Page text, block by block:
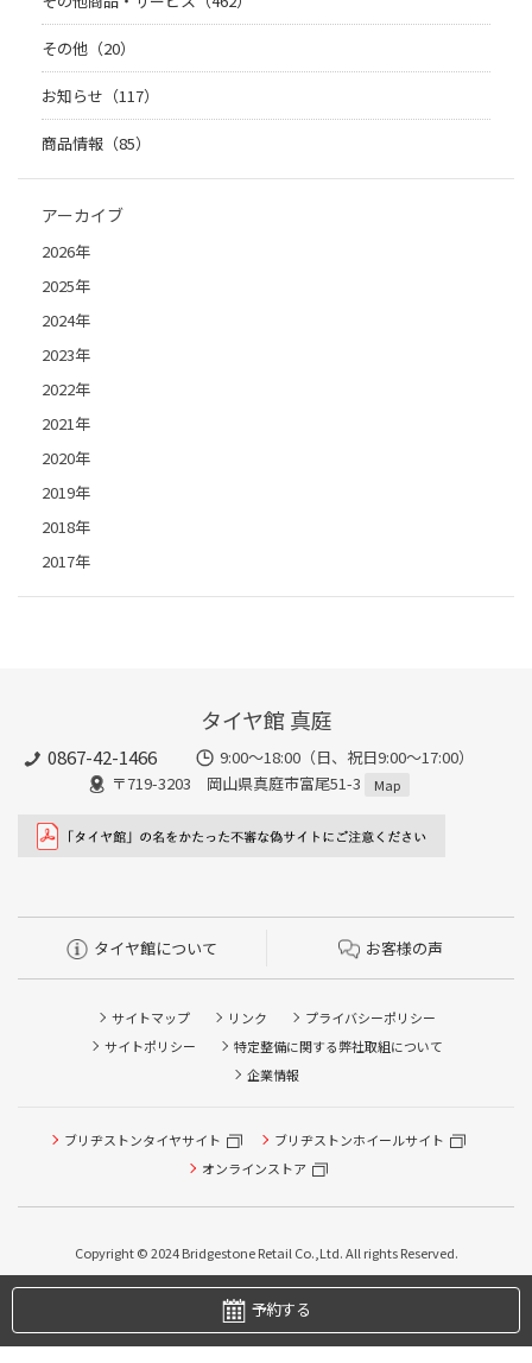
その他（20）
お知らせ（117）
商品情報（85）
アーカイブ
2026年
2025年
2024年
2023年
2022年
2021年
2020年
2019年
2018年
2017年
タイヤ館 真庭
0867-42-1466
9:00～18:00（日、祝日9:00～17:00）
〒719-3203 岡山県真庭市富尾51-3
Map
タイヤ館について お客様の声
サイトマップ リンク
プライバシーポリシー
サイトポリシー
特定整備に関する弊社取組について
企業情報
ブリヂストンタイヤサイト
ブリヂストンホイールサイト
オンラインストア
Copyright © 2024 Bridgestone Retail Co.,Ltd. All rights Reserved.
予約する
ピット作業の予約